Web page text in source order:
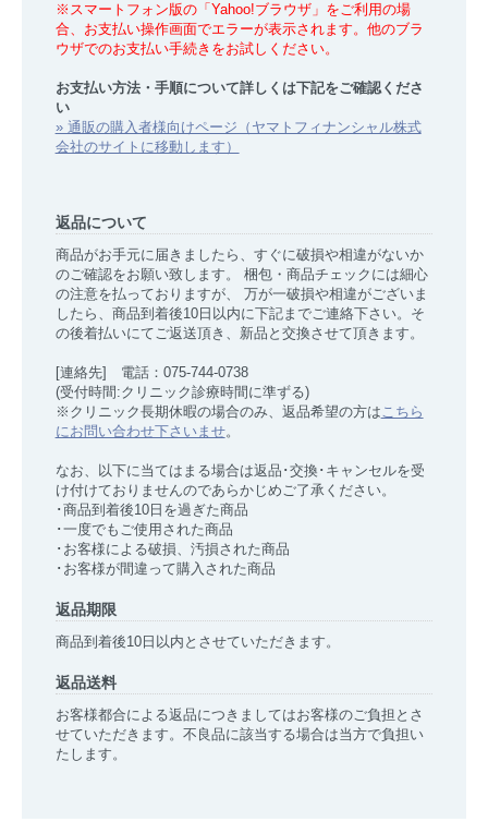
※スマートフォン版の「Yahoo!ブラウザ」をご利用の場
合、お支払い操作画面でエラーが表示されます。他のブラ
ウザでのお支払い手続きをお試しください。
お支払い方法・手順について詳しくは下記をご確認くださ
い
» 通販の購入者様向けページ（ヤマトフィナンシャル株式
会社のサイトに移動します）
返品について
商品がお手元に届きましたら、すぐに破損や相違がないか
のご確認をお願い致します。 梱包・商品チェックには細心
の注意を払っておりますが、 万が一破損や相違がございま
したら、商品到着後10日以内に下記までご連絡下さい。そ
の後着払いにてご返送頂き、新品と交換させて頂きます。
[連絡先] 電話：075-744-0738
(受付時間:クリニック診療時間に準ずる)
※クリニック長期休暇の場合のみ、返品希望の方は こちら
にお問い合わせ下さいませ。
なお、以下に当てはまる場合は返品･交換･キャンセルを受
け付けておりませんのであらかじめご了承ください。
･商品到着後10日を過ぎた商品
･一度でもご使用された商品
･お客様による破損、汚損された商品
･お客様が間違って購入された商品
返品期限
商品到着後10日以内とさせていただきます。
返品送料
お客様都合による返品につきましてはお客様のご負担とさ
せていただきます。不良品に該当する場合は当方で負担い
たします。